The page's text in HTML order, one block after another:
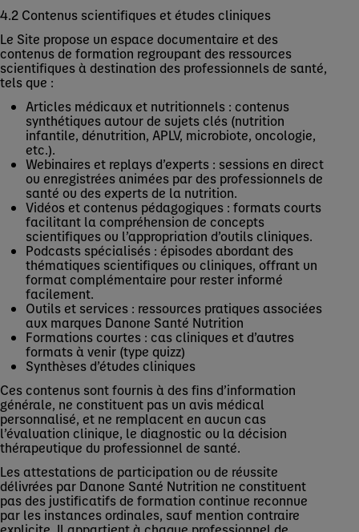
4.2 Contenus scientifiques et études cliniques
Le Site propose un espace documentaire et des
contenus de formation regroupant des ressources
scientifiques à destination des professionnels de santé,
tels que :
Articles médicaux et nutritionnels : contenus
synthétiques autour de sujets clés (nutrition
infantile, dénutrition, APLV, microbiote, oncologie,
etc.).
Webinaires et replays d’experts : sessions en direct
ou enregistrées animées par des professionnels de
santé ou des experts de la nutrition.
Vidéos et contenus pédagogiques : formats courts
facilitant la compréhension de concepts
scientifiques ou l’appropriation d’outils cliniques.
Podcasts spécialisés : épisodes abordant des
thématiques scientifiques ou cliniques, offrant un
format complémentaire pour rester informé
facilement.
Outils et services : ressources pratiques associées
aux marques Danone Santé Nutrition
Formations courtes : cas cliniques et d’autres
formats à venir (type quizz)
Synthèses d’études cliniques
Ces contenus sont fournis à des fins d’information
générale, ne constituent pas un avis médical
personnalisé, et ne remplacent en aucun cas
l’évaluation clinique, le diagnostic ou la décision
thérapeutique du professionnel de santé.
Les attestations de participation ou de réussite
délivrées par Danone Santé Nutrition ne constituent
pas des justificatifs de formation continue reconnue
par les instances ordinales, sauf mention contraire